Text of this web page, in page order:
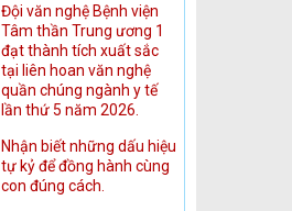
Đội văn nghệ Bệnh viện
Tâm thần Trung ương 1
đạt thành tích xuất sắc
tại liên hoan văn nghệ
quần chúng ngành y tế
lần thứ 5 năm 2026.
Nhận biết những dấu hiệu
tự kỷ để đồng hành cùng
con đúng cách.